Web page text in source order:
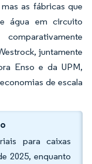
as fábricas que
água em circuito
juntamente
Enso e da UPM,
de escala
para caixas
2025, enquanto